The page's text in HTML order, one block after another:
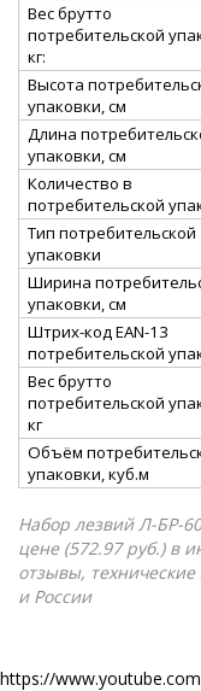
Вес брутто
потребительской
кг:
Высота
упаковки, см
Длина
упаковки, см
Количество в
потребительской
Тип потребительской
упаковки
Ширина
упаковки, см
Штрих-код EAN-13
потребительской
Вес брутто
потребительской
кг
Объём
упаковки, куб.м
Набор лезвий Л-БР-
цене (572.97 руб.) в
отзывы,
и России
https://